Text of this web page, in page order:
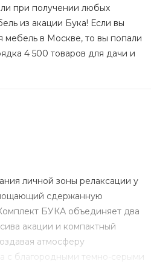
при получении любых
из акации Бука! Если вы
мебель в Москве, то вы попали
4 500 товаров для дачи и
личной зоны релаксации у
сдержанную
БУКА объединяет два
акации и компактный
атмосферу
с благородными темно-серыми